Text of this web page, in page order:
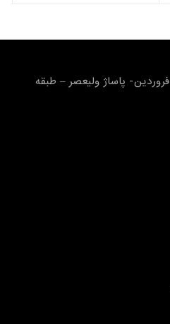
دامغان-میدان امام- خیابان 12 فروردین- پاساژ ولیعصر – طبقه